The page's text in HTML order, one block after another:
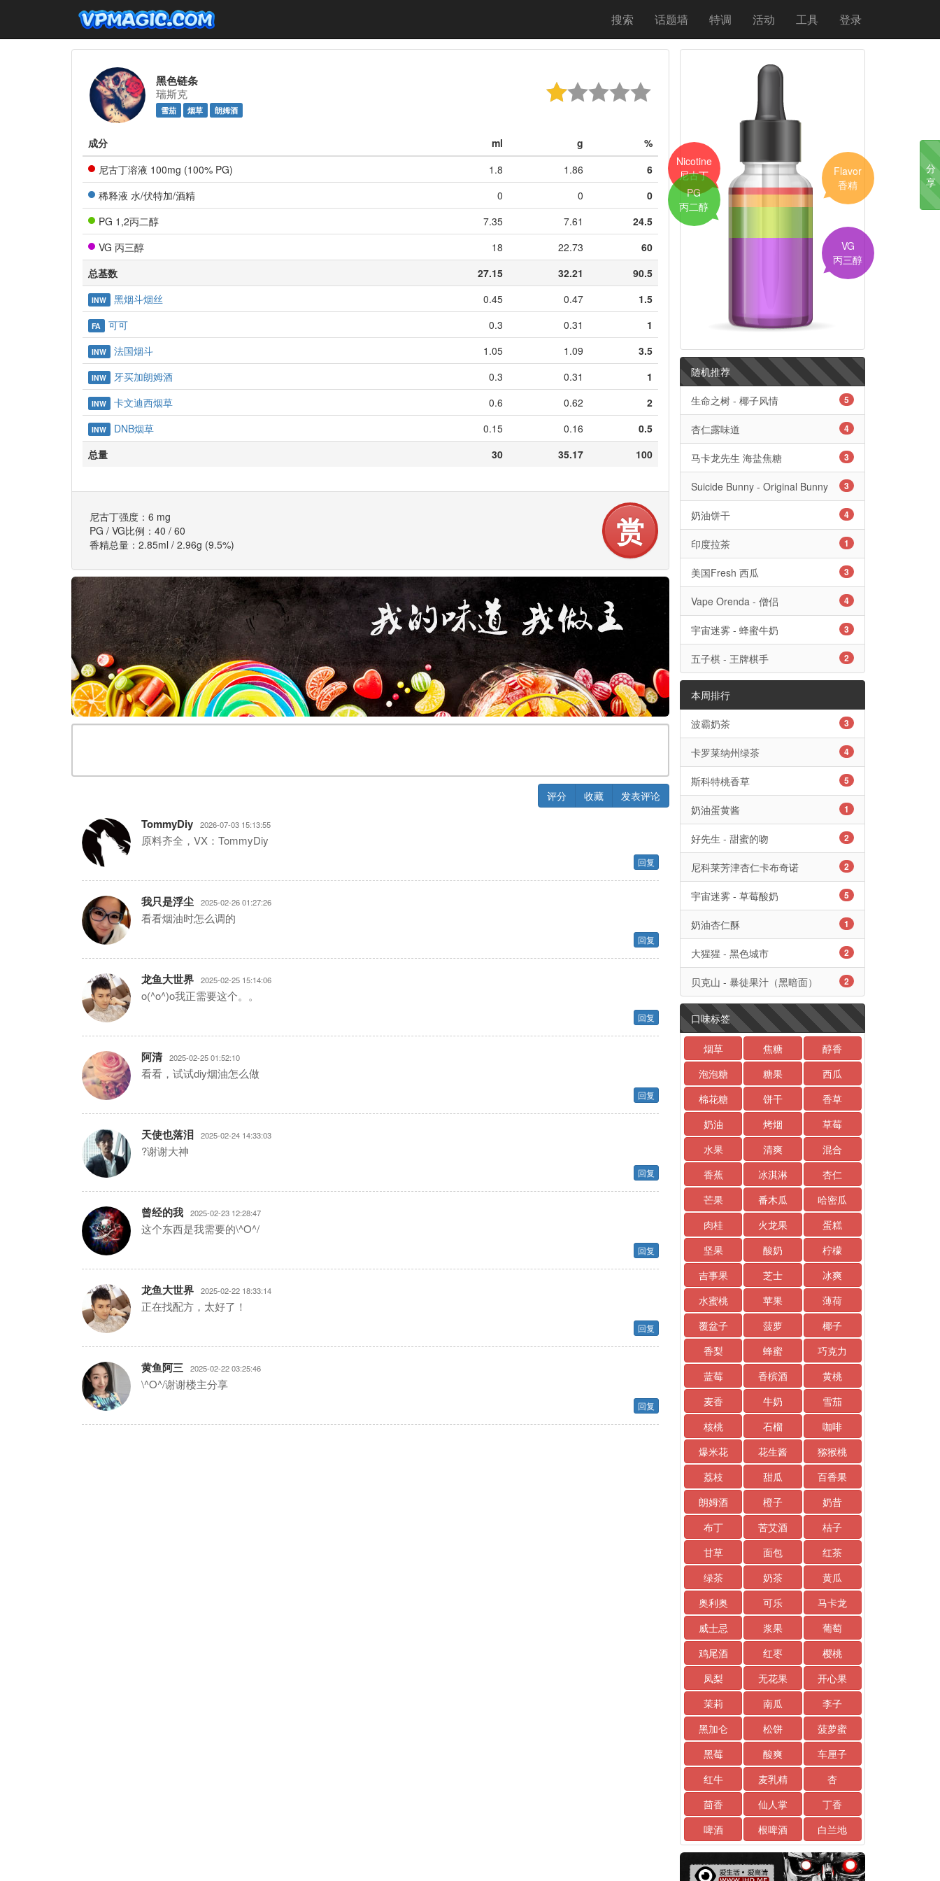
搜索 话题墙 特调 活动 工具 登录
黑色链条
瑞斯克
雪茄 烟草 朗姆酒
成分 ml g
%
尼古丁溶液 100mg (100% PG) 1.8 1.86
6
稀释液 水/伏特加/酒精
0 0
0
PG 1,2丙二醇
7.35 7.61
24.5
VG 丙三醇
18 22.73
60
总基数
27.15 32.21 90.5
INW 黑烟斗烟丝 0.45 0.47 1.5
FA 可可 0.3 0.31 1
INW 法国烟斗 1.05 1.09 3.5
INW 牙买加朗姆酒 0.3 0.31 1
INW 卡文迪西烟草 0.6 0.62 2
INW DNB烟草 0.15 0.16
0.5
总量
30 35.17 100
尼古丁强度：6 mg
PG / VG比例：40 / 60
香精总量：2.85ml / 2.96g (9.5%)
赏
评分 收藏 发表评论
TommyDiy 2026-07-03 15:13:55
⁣⁣⁣⁣⁣⁣⁣⁣原料齐全，VX：TommyDiy
回复
我只是浮尘 2025-02-26 01:27:26
看看烟油时怎么调的
回复
龙鱼大世界 2025-02-25 15:14:06
o(^o^)o我正需要这个。。
回复
阿清 2025-02-25 01:52:10
看看，试试diy烟油怎么做
回复
天使也落泪 2025-02-24 14:33:03
?谢谢大神
回复
曾经的我 2025-02-23 12:28:47
这个东西是我需要的\^O^/
回复
龙鱼大世界 2025-02-22 18:33:14
正在找配方，太好了！
回复
黄鱼阿三 2025-02-22 03:25:46
\^O^/谢谢楼主分享
回复
Nicotine
尼古丁
Flavor
香精
PG
丙二醇
VG
丙三醇
随机推荐
5
生命之树 - 椰子风情
4
杏仁露味道
3
马卡龙先生 海盐焦糖
3
Suicide Bunny - Original Bunny
4
奶油饼干
1
印度拉茶
3
美国Fresh 西瓜
4
Vape Orenda - 僧侣
3
宇宙迷雾 - 蜂蜜牛奶
2
五子棋 - 王牌棋手
本周排行
3
波霸奶茶
4
卡罗莱纳州绿茶
5
斯科特桃香草
1
奶油蛋黄酱
2
好先生 - 甜蜜的吻
2
尼科莱芳津杏仁卡布奇诺
5
宇宙迷雾 - 草莓酸奶
1
奶油杏仁酥
2
大猩猩 - 黑色城市
2
贝克山 - 暴徒果汁（黑暗面）
口味标签
烟草 焦糖
醇香
泡泡糖
糖果
西瓜
棉花糖
饼干
香草
奶油
烤烟
草莓
水果
清爽
混合
香蕉
冰淇淋
杏仁
芒果
番木瓜
哈密瓜
肉桂
火龙果
蛋糕
坚果
酸奶
柠檬
吉事果
芝士
冰爽
水蜜桃
苹果
薄荷
覆盆子
菠萝
椰子
香梨
蜂蜜
巧克力
蓝莓
香槟酒
黄桃
麦香
牛奶
雪茄
核桃
石榴
咖啡
爆米花
花生酱
猕猴桃
荔枝
甜瓜
百香果
朗姆酒
橙子
奶昔
布丁
苦艾酒
桔子
甘草
面包
红茶
绿茶
奶茶
黄瓜
奥利奥
可乐
马卡龙
威士忌
浆果
葡萄
鸡尾酒
红枣
樱桃
凤梨
无花果
开心果
茉莉
南瓜
李子
黑加仑
松饼
菠萝蜜
黑莓
酸爽
车厘子
红牛
麦乳精
杏
茴香
仙人掌
丁香
啤酒
根啤酒 白兰地
分
享